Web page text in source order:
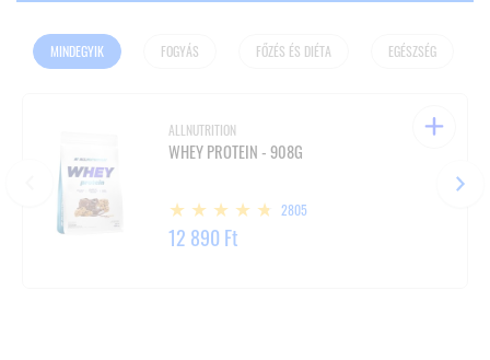
MINDEGYIK FOGYÁS FŐZÉS ÉS DIÉTA EGÉSZSÉG
ALLNUTRITION
WHEY PROTEIN - 908G
2805
12 890 Ft